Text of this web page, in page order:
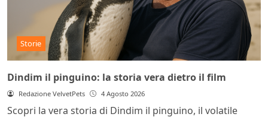
Storie
Dindim il pinguino: la storia vera dietro il film
Redazione VelvetPets 4 Agosto 2026
Scopri la vera storia di Dindim il pinguino, il volatile